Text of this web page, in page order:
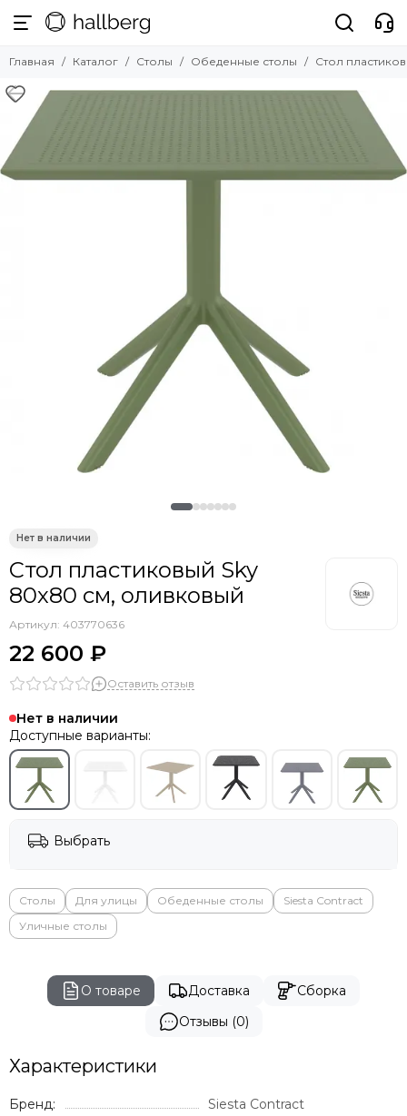
Столы
Обеденные столы
Журнальные столики
Письменные столы
Раздвижные столы
Барные столы
Главная Каталог Столы Обеденные столы Стол
Стол пластиковый Sky
80х80 см, оливковый
Артикул: 403770636
22 600 ₽
Оставить отзыв
Нет в наличии
Доступные варианты:
Выбрать
Столы Для улицы Обеденные столы
Siesta Contract
Уличные столы
О товаре Доставка
Сборка
Отзывы (0)
Характеристики
Бренд:
Siesta Contract